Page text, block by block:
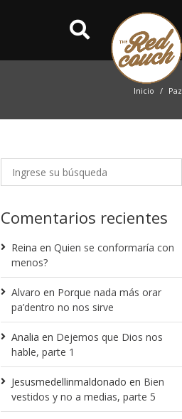
Inicio Paz
Comentarios recientes
Reina en Quien se conformaría con
menos?
Alvaro en Porque nada más orar
pa’dentro no nos sirve
Analia en Dejemos que Dios nos
hable, parte 1
Jesusmedellinmaldonado en Bien
vestidos y no a medias, parte 5